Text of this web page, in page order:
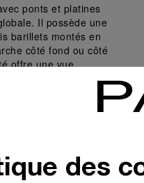
ponts et platines
Il possède une
barillets montés en
côté fond ou côté
offre une vue
comme le
entre les
Ce calibre intègre
brevetée par
un axe
De plus, elle
au lieu de 60 sur
au mieux les effets
des